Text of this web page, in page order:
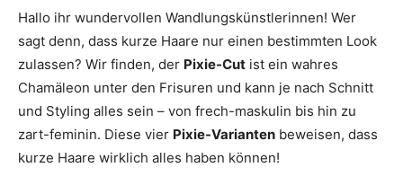
Hallo ihr wundervollen Wandlungskünstlerinnen! Wer
sagt denn, dass kurze Haare nur einen bestimmten Look
zulassen? Wir finden, der Pixie-Cut ist ein wahres
Chamäleon unter den Frisuren und kann je nach Schnitt
und Styling alles sein – von frech-maskulin bis hin zu
zart-feminin. Diese vier Pixie-Varianten beweisen, dass
kurze Haare wirklich alles haben können!